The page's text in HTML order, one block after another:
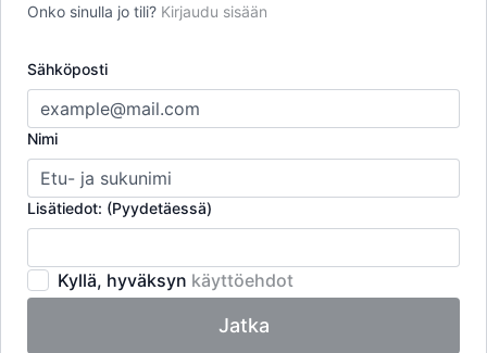
Onko sinulla jo tili? Kirjaudu sisään
Sähköposti
Nimi
Lisätiedot: (Pyydetäessä)
Kyllä, hyväksyn käyttöehdot
Jatka
Toimii kaikilla päätelaitteilla